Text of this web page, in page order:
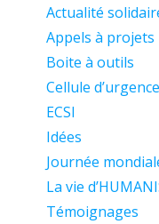
Actualité
Appels à projets
Boite à outils
Cellule
ECSI
Idées
Journée
La vie
Témoignages